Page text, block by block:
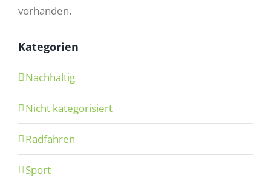
vorhanden.
Kategorien
Nachhaltig
Nicht kategorisiert
Radfahren
Sport